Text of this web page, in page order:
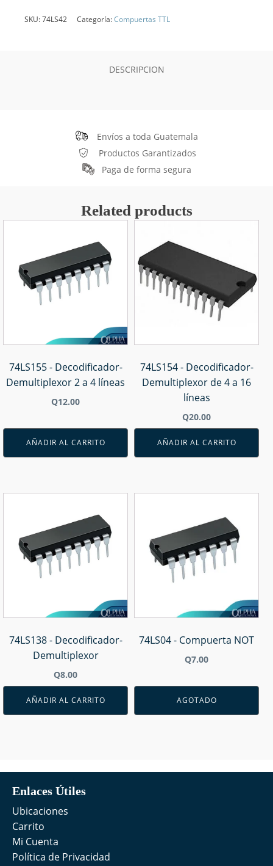
SKU:74LS42 Categoría:Compuertas TTL
DESCRIPCION
Envíos a toda Guatemala
Productos Garantizados
Paga de forma segura
Related products
74LS155 - Decodificador-
Demultiplexor 2 a 4 líneas
Q12.00
AÑADIR AL CARRITO
74LS154 - Decodificador-
Demultiplexor de 4 a 16
líneas
Q20.00
AÑADIR AL CARRITO
74LS138 - Decodificador-
Demultiplexor
Q8.00
AÑADIR AL CARRITO
74LS04 - Compuerta NOT
Q7.00
AGOTADO
Enlaces Útiles
Ubicaciones
Carrito
Mi Cuenta
Política de Privacidad